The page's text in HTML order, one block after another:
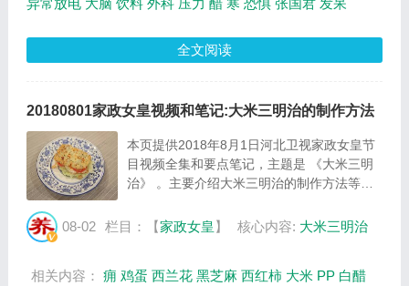
异常放电 大脑 饮料 外科 压力 醋 寒 恐惧 张国君 发呆
全文阅读
20180801家政女皇视频和笔记:大米三明治的制作方法
本页提供2018年8月1日河北卫视家政女皇节
目视频全集和要点笔记，主题是 《大米三明
治》 。主要介绍大米三明治的制作方法等相
和主要内容介绍（节目要点笔记）。 大米三
08-02 栏目：【家政女皇 】 核心内容: 大米三明治
相关内容： 痈 鸡蛋 西兰花 黑芝麻 西红柿 大米 PP 白醋